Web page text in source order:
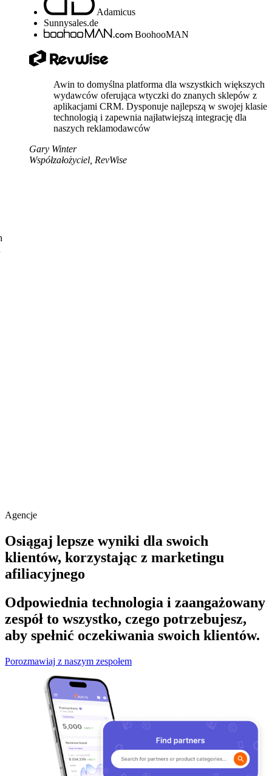
Adamicus
Sunnysales.de
BoohooMAN
Awin to domyślna platforma dla wszystkich większych
wydawców oferująca wtyczki do znanych sklepów z
aplikacjami CRM. Dysponuje najlepszą w swojej klasie
technologią i zapewnia najłatwiejszą integrację dla
naszych reklamodawców
Gary Winter
Współzałożyciel, RevWise
Agencje
Osiągaj lepsze wyniki dla swoich
klientów, korzystając z marketingu
afiliacyjnego
Odpowiednia technologia i zaangażowany
zespół to wszystko, czego potrzebujesz,
aby spełnić oczekiwania swoich klientów.
Porozmawiaj z naszym zespołem